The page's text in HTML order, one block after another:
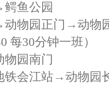
鱼公园
动物园正门→动物
每30分钟一班）
园南门
铁会江站→动物园